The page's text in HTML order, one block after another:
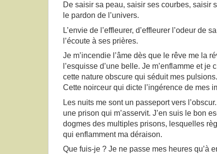
De saisir sa peau, saisir ses courbes, saisir
le pardon de l’univers.
L’envie de l’effleurer, d’effleurer l’odeur de
l’écoute à ses prières.
Je m’incendie l’âme dès que le rêve me la
l’esquisse d’une belle. Je m’enflamme et je
cette nature obscure qui séduit mes pulsions.
Cette noirceur qui dicte l’ingérence de mes
Les nuits me sont un passeport vers
une prison qui m’asservit. J’en suis le bon
dogmes des multiples prisons, lesquelles
qui enflamment ma déraison.
Que fuis-je ? Je ne passe mes heures qu’à